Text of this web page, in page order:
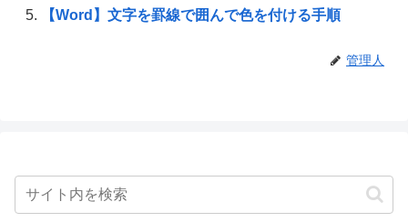
【Word】文字を罫線で囲んで色を付ける手順
管理人